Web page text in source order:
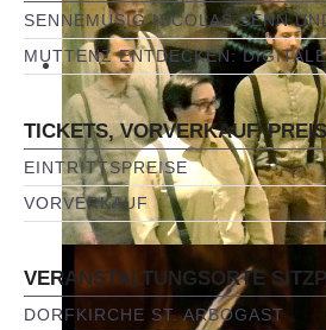
SENNEMUSIG NICOLAS SENN
MUTTENZ ENTDECKEN:
TICKETS, VORVERKAUF,
EINTRITTSPREISE
VORVERKAUF
VERANSTALTUNGSORTE
DORFKIRCHE ST. ARBOGAST